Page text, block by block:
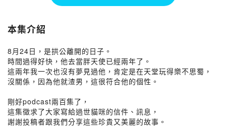
本集介紹
8月24日，是拱公離開的日子。
時間過得好快，他去當胖天使已經兩年了。
這兩年我一次也沒有夢見過他，肯定是在天堂玩得樂不思蜀，
沒關係，因為他就渣男，這很符合他的個性。
剛好podcast兩百集了，
這集徵求了大家寫給過世貓咪的信件、訊息，
謝謝投稿者跟我們分享這些珍貴又美麗的故事。